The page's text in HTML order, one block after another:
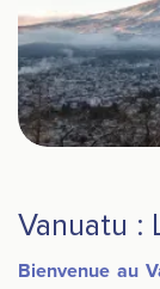
Vanuatu :
Bienvenue au